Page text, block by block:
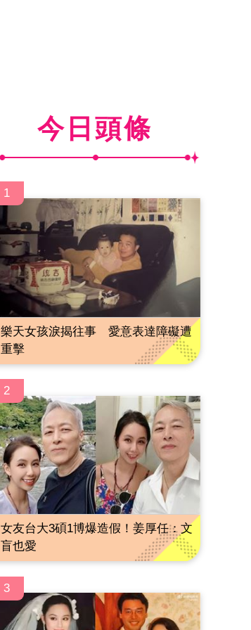
今日頭條
1
樂天女孩淚揭往事 愛意表達障礙遭
重擊
2
女友台大3碩1博爆造假！姜厚任：文
盲也愛
3